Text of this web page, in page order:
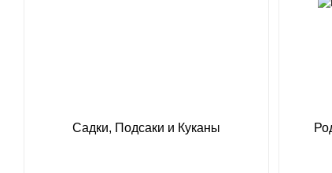
Садки, Подсаки и Куканы